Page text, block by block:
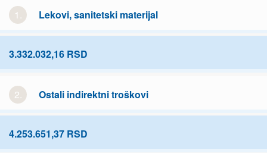
1. Lekovi, sanitetski materijal
3.332.032,16 RSD
2. Ostali indirektni troškovi
4.253.651,37 RSD